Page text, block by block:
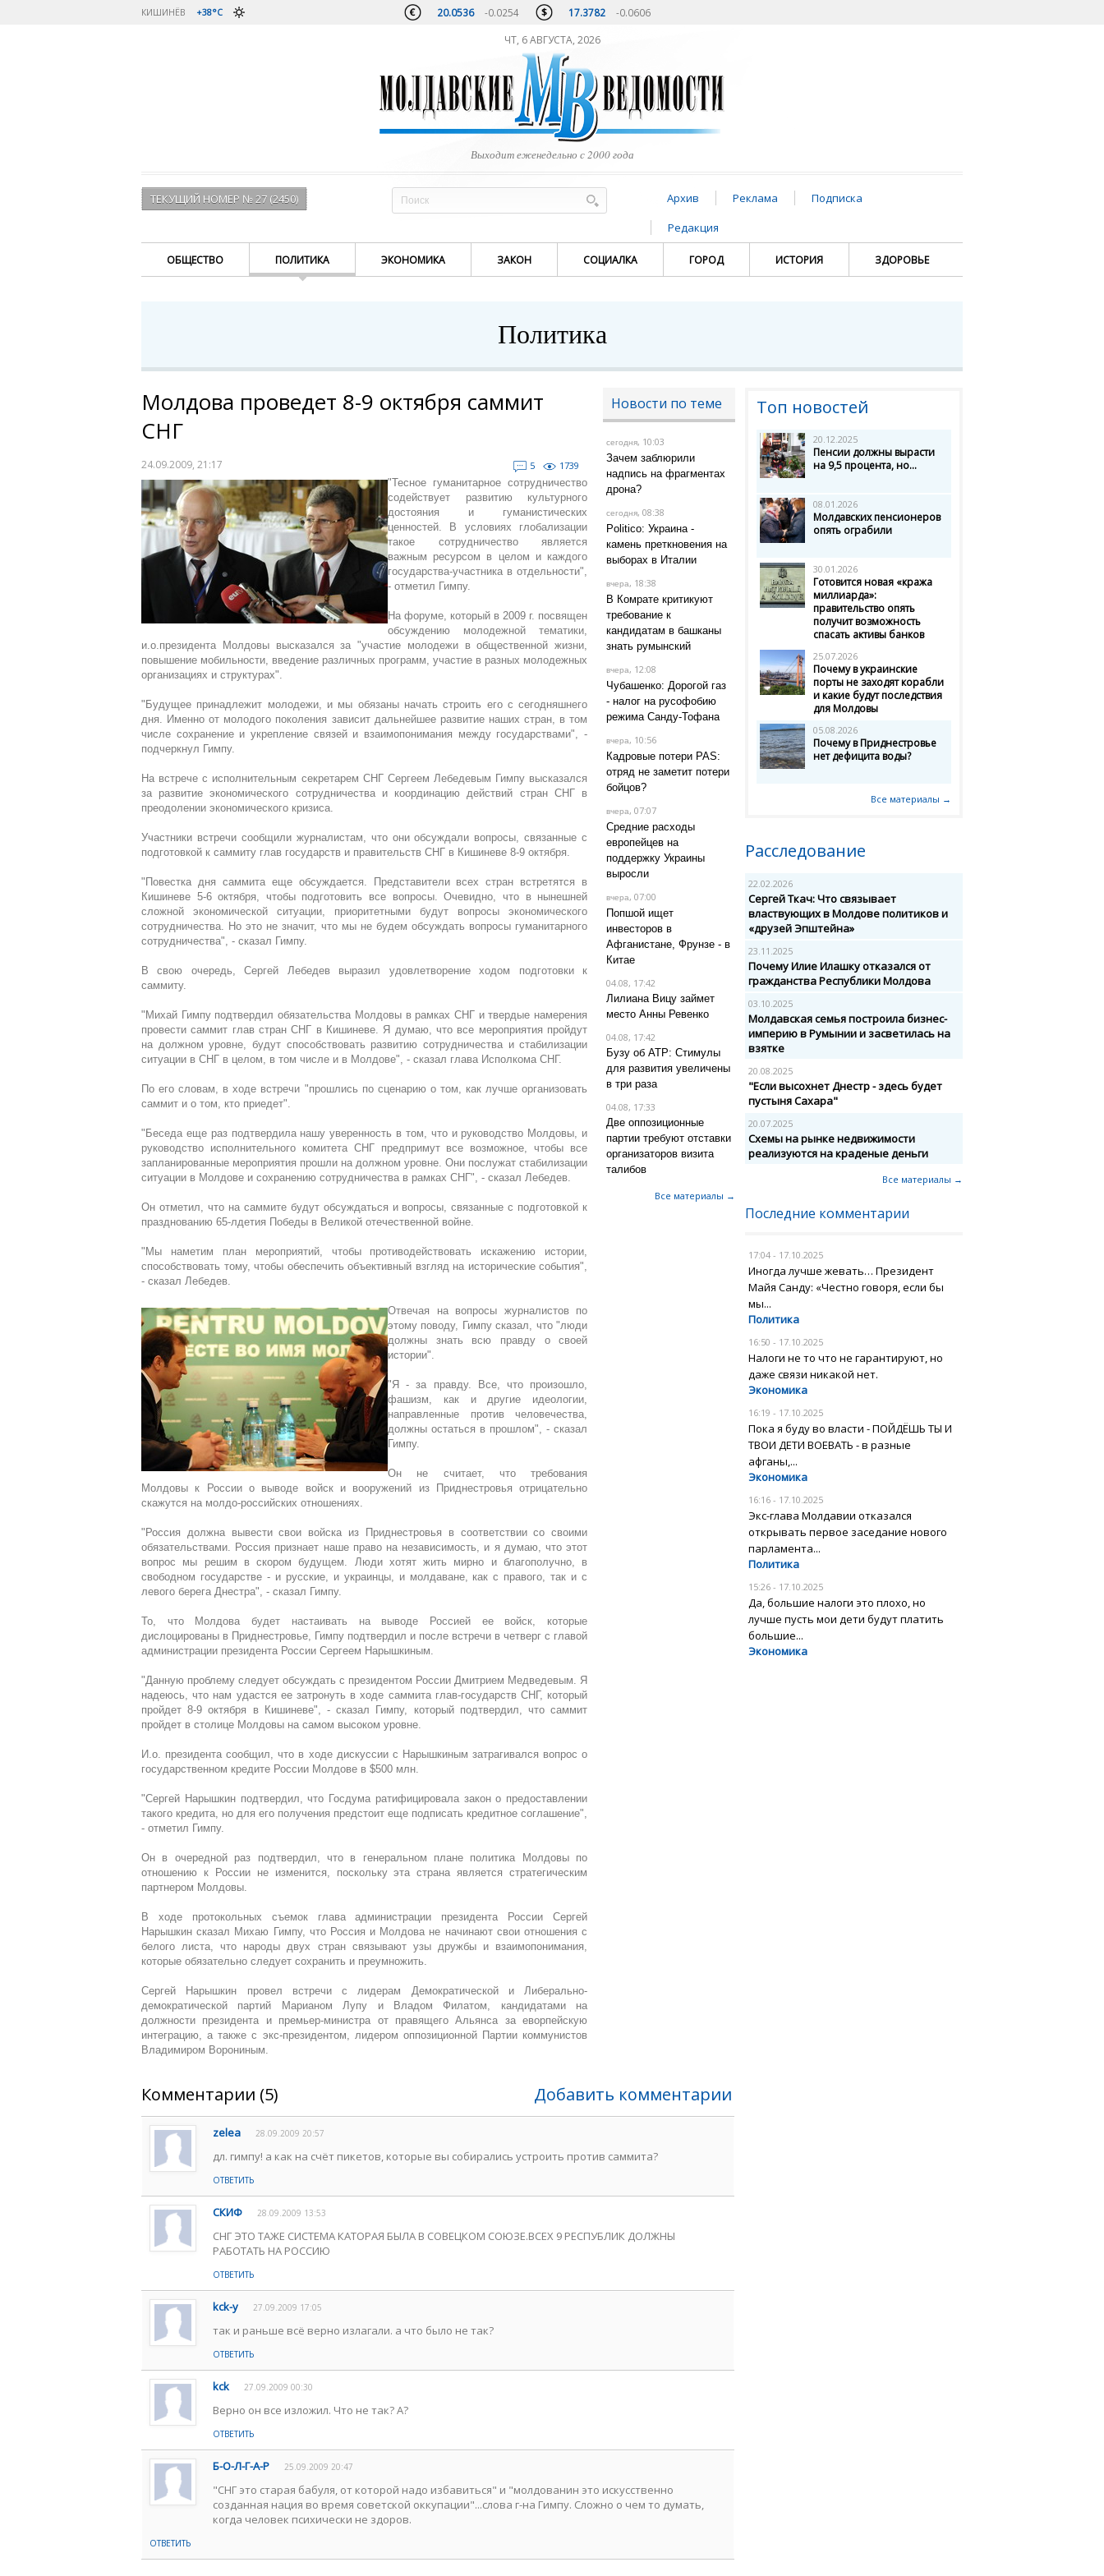
КИШИНЁВ +38°C 20.0536 -0.0254 17.3782 -0.0606
ЧТ, 6 АВГУСТА, 2026
Выходит еженедельно с 2000 года
ТЕКУЩИЙ НОМЕР № 27 (2450) Архив Реклама
Подписка
Редакция
ОБЩЕСТВО ПОЛИТИКА ЭКОНОМИКА ЗАКОН СОЦИАЛКА ГОРОД ИСТОРИЯ ЗДОРОВЬЕ
Политика
Молдова проведет 8-9 октября саммит
СНГ
24.09.2009, 21:17 5
1739
"Тесное гуманитарное сотрудничество
содействует развитию культурного
достояния и гуманистических
ценностей. В условиях глобализации
такое сотрудничество является
важным ресурсом в целом и каждого
государства-участника в отдельности",
- отметил Гимпу.
На форуме, который в 2009 г. посвящен
обсуждению молодежной тематики,
и.о.президента Молдовы высказался за "участие молодежи в общественной жизни,
повышение мобильности, введение различных программ, участие в разных молодежных
организациях и структурах".
"Будущее принадлежит молодежи, и мы обязаны начать строить его с сегодняшнего
дня. Именно от молодого поколения зависит дальнейшее развитие наших стран, в том
числе сохранение и укрепление связей и взаимопонимания между государствами", -
подчеркнул Гимпу.
На встрече с исполнительным секретарем СНГ Сергеем Лебедевым Гимпу высказался
за развитие экономического сотрудничества и координацию действий стран СНГ в
преодолении экономического кризиса.
Участники встречи сообщили журналистам, что они обсуждали вопросы, связанные с
подготовкой к саммиту глав государств и правительств СНГ в Кишиневе 8-9 октября.
"Повестка дня саммита еще обсуждается. Представители всех стран встретятся в
Кишиневе 5-6 октября, чтобы подготовить все вопросы. Очевидно, что в нынешней
сложной экономической ситуации, приоритетными будут вопросы экономического
сотрудничества. Но это не значит, что мы не будем обсуждать вопросы гуманитарного
сотрудничества", - сказал Гимпу.
В свою очередь, Сергей Лебедев выразил удовлетворение ходом подготовки к
саммиту.
"Михай Гимпу подтвердил обязательства Молдовы в рамках СНГ и твердые намерения
провести саммит глав стран СНГ в Кишиневе. Я думаю, что все мероприятия пройдут
на должном уровне, будут способствовать развитию сотрудничества и стабилизации
ситуации в СНГ в целом, в том числе и в Молдове", - сказал глава Исполкома СНГ.
По его словам, в ходе встречи "прошлись по сценарию о том, как лучше организовать
саммит и о том, кто приедет".
"Беседа еще раз подтвердила нашу уверенность в том, что и руководство Молдовы, и
руководство исполнительного комитета СНГ предпримут все возможное, чтобы все
запланированные мероприятия прошли на должном уровне. Они послужат стабилизации
ситуации в Молдове и сохранению сотрудничества в рамках СНГ", - сказал Лебедев.
Он отметил, что на саммите будут обсуждаться и вопросы, связанные с подготовкой к
празднованию 65-лдетия Победы в Великой отечественной войне.
"Мы наметим план мероприятий, чтобы противодействовать искажению истории,
способствовать тому, чтобы обеспечить объективный взгляд на исторические события",
- сказал Лебедев.
Отвечая на вопросы журналистов по
этому поводу, Гимпу сказал, что "люди
должны знать всю правду о своей
истории".
"Я - за правду. Все, что произошло,
фашизм, как и другие идеологии,
направленные против человечества,
должны остаться в прошлом", - сказал
Гимпу.
Он не считает, что требования
Молдовы к России о выводе войск и вооружений из Приднестровья отрицательно
скажутся на молдо-российских отношениях.
"Россия должна вывести свои войска из Приднестровья в соответствии со своими
обязательствами. Россия признает наше право на независимость, и я думаю, что этот
вопрос мы решим в скором будущем. Люди хотят жить мирно и благополучно, в
свободном государстве - и русские, и украинцы, и молдаване, как с правого, так и с
левого берега Днестра", - сказал Гимпу.
То, что Молдова будет настаивать на выводе Россией ее войск, которые
дислоцированы в Приднестровье, Гимпу подтвердил и после встречи в четверг с главой
администрации президента России Сергеем Нарышкиным.
"Данную проблему следует обсуждать с президентом России Дмитрием Медведевым. Я
надеюсь, что нам удастся ее затронуть в ходе саммита глав-государств СНГ, который
пройдет 8-9 октября в Кишиневе", - сказал Гимпу, который подтвердил, что саммит
пройдет в столице Молдовы на самом высоком уровне.
И.о. президента сообщил, что в ходе дискуссии с Нарышкиным затрагивался вопрос о
государственном кредите России Молдове в $500 млн.
"Сергей Нарышкин подтвердил, что Госдума ратифицировала закон о предоставлении
такого кредита, но для его получения предстоит еще подписать кредитное соглашение",
- отметил Гимпу.
Он в очередной раз подтвердил, что в генеральном плане политика Молдовы по
отношению к России не изменится, поскольку эта страна является стратегическим
партнером Молдовы.
В ходе протокольных съемок глава администрации президента России Сергей
Нарышкин сказал Михаю Гимпу, что Россия и Молдова не начинают свои отношения с
белого листа, что народы двух стран связывают узы дружбы и взаимопонимания,
которые обязательно следует сохранить и преумножить.
Сергей Нарышкин провел встречи с лидерам Демократической и Либерально-
демократической партий Марианом Лупу и Владом Филатом, кандидатами на
должности президента и премьер-министра от правящего Альянса за еворпейскую
интеграцию, а также с экс-президентом, лидером оппозиционной Партии коммунистов
Владимиром Ворониным.
Новости по теме
сегодня, 10:03
Зачем заблюрили
надпись на фрагментах
дрона?
сегодня, 08:38
Politico: Украина -
камень преткновения на
выборах в Италии
вчера, 18:38
В Комрате критикуют
требование к
кандидатам в башканы
знать румынский
вчера, 12:08
Чубашенко: Дорогой газ
- налог на русофобию
режима Санду-Тофана
вчера, 10:56
Кадровые потери PAS:
отряд не заметит потери
бойцов?
вчера, 07:07
Средние расходы
европейцев на
поддержку Украины
выросли
вчера, 07:00
Попшой ищет
инвесторов в
Афганистане, Фрунзе - в
Китае
04.08, 17:42
Лилиана Вицу займет
место Анны Ревенко
04.08, 17:42
Бузу об АТР: Стимулы
для развития увеличены
в три раза
04.08, 17:33
Две оппозиционные
партии требуют отставки
организаторов визита
талибов
Все материалы →
Комментарии (5) Добавить комментарии
zelea 28.09.2009 20:57
дл. гимпу! а как на счёт пикетов, которые вы собирались устроить против саммита?
ОТВЕТИТЬ
СКИФ 28.09.2009 13:53
СНГ ЭТО ТАЖЕ СИСТЕМА КАТОРАЯ БЫЛА В СОВЕЦКОМ СОЮЗЕ.ВСЕХ 9 РЕСПУБЛИК ДОЛЖНЫ
РАБОТАТЬ НА РОССИЮ
ОТВЕТИТЬ
kck-у 27.09.2009 17:05
так и раньше всё верно излагали. а что было не так?
ОТВЕТИТЬ
kck 27.09.2009 00:30
Верно он все изложил. Что не так? А?
ОТВЕТИТЬ
Б-О-Л-Г-А-Р 25.09.2009 20:47
"СНГ это старая бабуля, от которой надо избавиться" и "молдованин это искусственно
созданная нация во время советской оккупации"...слова г-на Гимпу. Сложно о чем то думать,
когда человек психически не здоров.
ОТВЕТИТЬ
Топ новостей
20.12.2025
Пенсии должны вырасти
на 9,5 процента, но...
08.01.2026
Молдавских пенсионеров
опять ограбили
30.01.2026
Готовится новая «кража
миллиарда»:
правительство опять
получит возможность
спасать активы банков
25.07.2026
Почему в украинские
порты не заходят корабли
и какие будут последствия
для Молдовы
05.08.2026
Почему в Приднестровье
нет дефицита воды?
Все материалы →
Расследование
22.02.2026
Сергей Ткач: Что связывает
властвующих в Молдове политиков и
«друзей Эпштейна»
23.11.2025
Почему Илие Илашку отказался от
гражданства Республики Молдова
03.10.2025
Молдавская семья построила бизнес-
империю в Румынии и засветилась на
взятке
20.08.2025
"Если высохнет Днестр - здесь будет
пустыня Сахара"
20.07.2025
Схемы на рынке недвижимости
реализуются на краденые деньги
Все материалы →
Последние комментарии
17:04 - 17.10.2025
Иногда лучше жевать… Президент
Майя Санду: «Честно говоря, если бы
мы...
Политика
16:50 - 17.10.2025
Налоги не то что не гарантируют, но
даже связи никакой нет.
Экономика
16:19 - 17.10.2025
Пока я буду во власти - ПОЙДЁШЬ ТЫ И
ТВОИ ДЕТИ ВОЕВАТЬ - в разные
афганы,...
Экономика
16:16 - 17.10.2025
Экс-глава Молдавии отказался
открывать первое заседание нового
парламента...
Политика
15:26 - 17.10.2025
Да, большие налоги это плохо, но
лучше пусть мои дети будут платить
большие...
Экономика